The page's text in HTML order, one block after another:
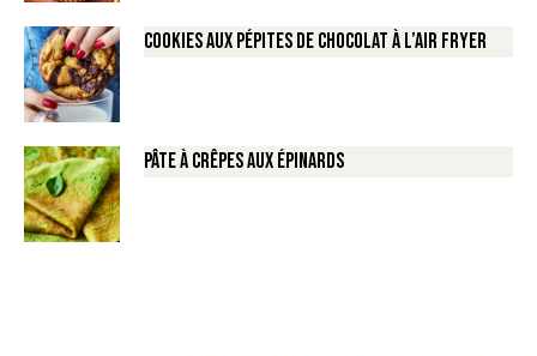
Cookies aux pépites de Chocolat à l’air fryer
Pâte à crêpes aux épinards